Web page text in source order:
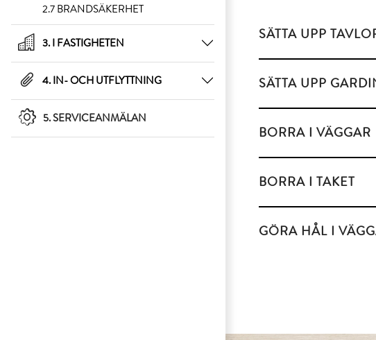
2.7 BRANDSÄKERHET
3. I FASTIGHETEN
4. IN- OCH UTFLYTTNING
5. SERVICEANMÄLAN
SÄTTA UPP
SÄTTA UPP
BORRA I VÄGGAR
BORRA I TAKET
GÖRA HÅL I